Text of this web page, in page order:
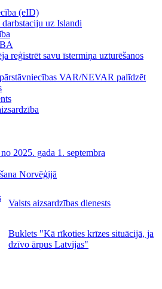
(eID)
uz Islandi
reģistrēt savu īstermiņa uzturēšanos
VAR/NEVAR palīdzēt
2025. gada 1. septembra
Norvēģijā
Valsts aizsardzības dienests
Buklets "Kā rīkoties krīzes situācijā, ja
dzīvo ārpus Latvijas"